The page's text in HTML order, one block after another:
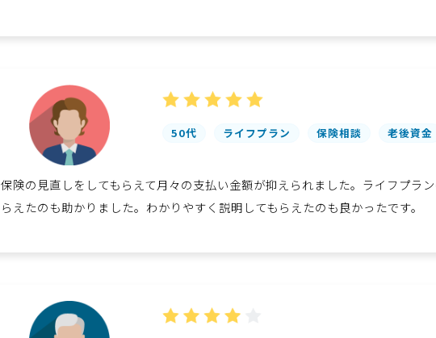
50代 ライフプラン 保険相談 老後資金
保険の見直しをしてもらえて月々の支払い金額が抑えられました。ライフプラ
らえたのも助かりました。わかりやすく説明してもらえたのも良かったです。